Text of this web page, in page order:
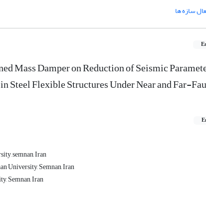
سازه ها
Mass Damper on Reduction of Seismic
Steel Flexible Structures Under Near and Far-
semnan, Iran
University, Semnan, Iran
Semnan, Iran